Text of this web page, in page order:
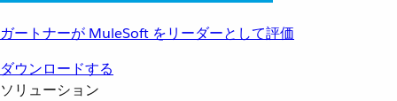
ガートナーが MuleSoft をリーダーとして評価
ダウンロードする
ソリューション